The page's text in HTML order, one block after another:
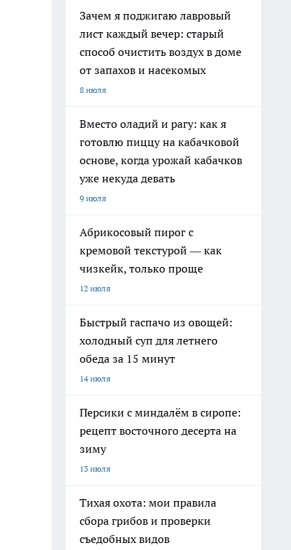
Зачем я поджигаю лавровый
лист каждый вечер: старый
способ очистить воздух в доме
от запахов и насекомых
8 июля
Вместо оладий и рагу: как я
готовлю пиццу на кабачковой
основе, когда урожай кабачков
уже некуда девать
9 июля
Абрикосовый пирог с
кремовой текстурой — как
чизкейк, только проще
12 июля
Быстрый гаспачо из овощей:
холодный суп для летнего
обеда за 15 минут
14 июля
Персики с миндалём в сиропе:
рецепт восточного десерта на
зиму
13 июля
Тихая охота: мои правила
сбора грибов и проверки
съедобных видов